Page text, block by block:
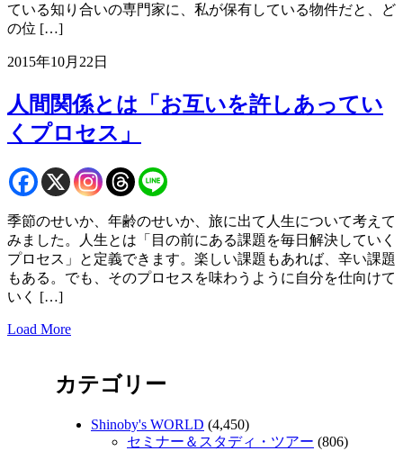
ている知り合いの専門家に、私が保有している物件だと、ど
の位 […]
2015年10月22日
人間関係とは「お互いを許しあってい
くプロセス」
季節のせいか、年齢のせいか、旅に出て人生について考えて
みました。人生とは「目の前にある課題を毎日解決していく
プロセス」と定義できます。楽しい課題もあれば、辛い課題
もある。でも、そのプロセスを味わうように自分を仕向けて
いく […]
Load More
カテゴリー
Shinoby's WORLD (4,450)
セミナー＆スタディ・ツアー (806)